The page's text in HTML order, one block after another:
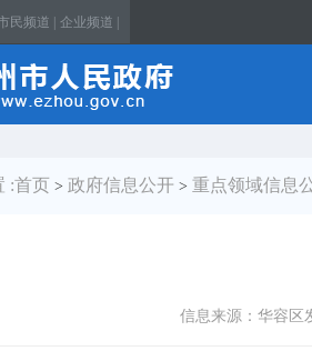
民频道 | 企业频道 |
:首页 > 政府信息公开 > 重点领域信息
信息来源：华容区